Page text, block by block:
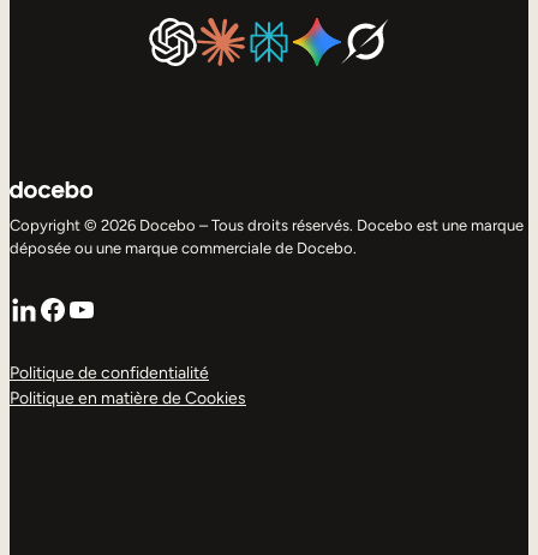
Copyright © 2026 Docebo – Tous droits réservés. Docebo est une marque
déposée ou une marque commerciale de Docebo.
LinkedIn
Facebook
YouTube
Politique de confidentialité
Politique en matière de Cookies